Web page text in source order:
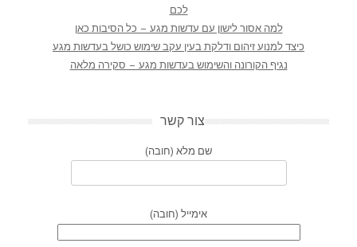
לכם
למה אסור לישון עם עדשות מגע – כל הסיבות כאן
כיצד למנוע זיהום ודלקת בעין עקב שימוש כושל בעדשות מגע
נגיף הקורונה והשימוש בעדשות מגע – סקירה מלאה
צור קשר
שם מלא (חובה)
אימייל (חובה)